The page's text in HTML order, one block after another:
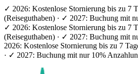
✓ 2026: Kostenlose Stornierung bis zu 7
(Reiseguthaben) · ✓ 2027: Buchung mit
✓ 2026: Kostenlose Stornierung bis zu 7
(Reiseguthaben) · ✓ 2027: Buchung mit
2026: Kostenlose Stornierung bis zu 7
· ✓ 2027: Buchung mit nur 10%